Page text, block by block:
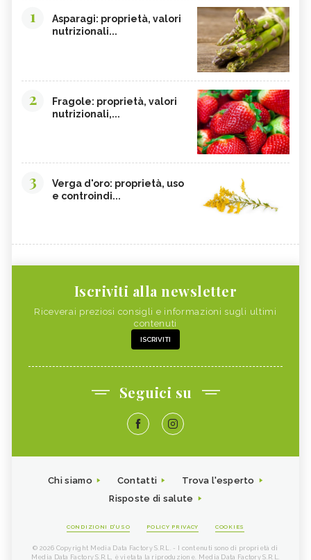
1
Asparagi: proprietà, valori
nutrizionali...
2
Fragole: proprietà, valori
nutrizionali,...
3
Verga d'oro: proprietà, uso
e controindi...
Iscriviti alla newsletter
Riceverai preziosi consigli e informazioni sugli ultimi
contenuti
ISCRIVITI
Seguici su
Chi siamo Contatti
Trova l'esperto
Risposte di salute
CONDIZIONI D'USO POLICY PRIVACY COOKIES
© 2026 Copyright Media Data Factory S.R.L. - I contenuti sono di proprietà di
Media Data Factory S.R.L, è vietata la riproduzione. Media Data Factory S.R.L.